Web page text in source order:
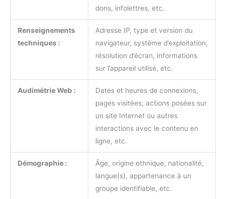
dons, infolettres, etc.
Renseignements
techniques :
Adresse IP, type et version du
navigateur, système d’exploitation,
résolution d’écran, informations
sur l’appareil utilisé, etc.
Audimétrie Web :
Dates et heures de connexions,
pages visitées, actions posées sur
un site Internet ou autres
interactions avec le contenu en
ligne, etc.
Démographie :
Âge, origine ethnique, nationalité,
langue(s), appartenance à un
groupe identifiable, etc.